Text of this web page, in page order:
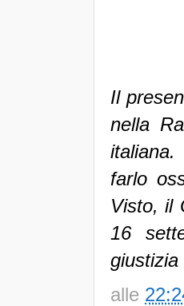
Il
nella
farlo
Visto, il
16
alle